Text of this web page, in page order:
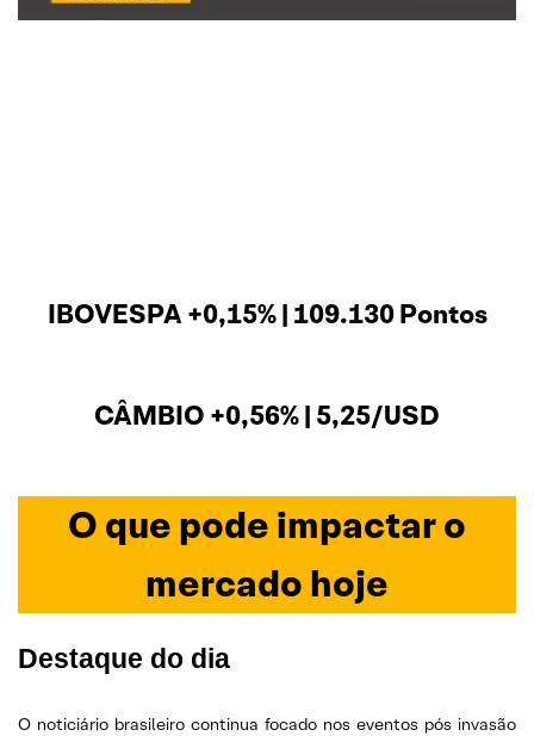
IBOVESPA +0,15% | 109.130 Pontos
CÂMBIO +0,56% | 5,25/USD
O que pode impactar o
mercado hoje
Destaque do dia
O noticiário brasileiro continua focado nos eventos pós invasão